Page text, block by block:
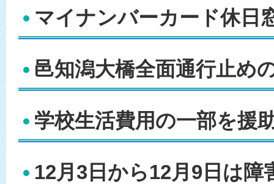
マイナンバーカード休日
邑知潟大橋全面通行止め
学校生活費用の一部を援
12月3日から12月9日は障